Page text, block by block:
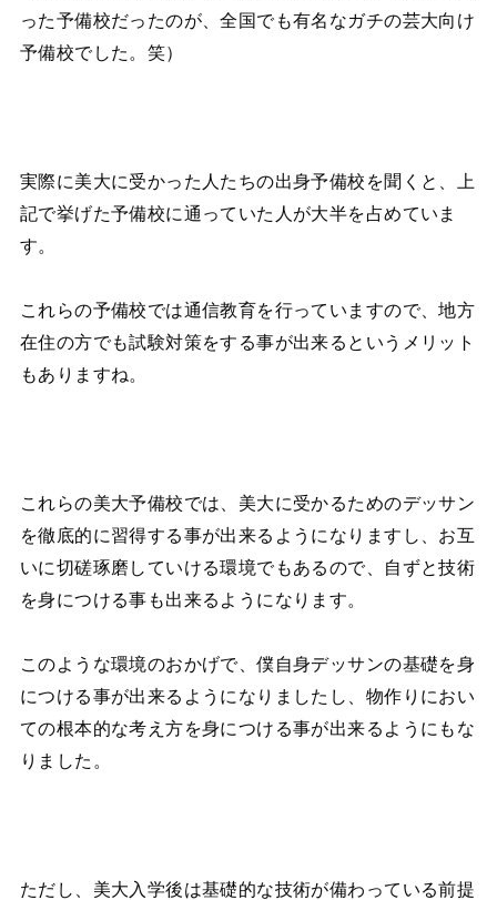
った予備校だったのが、全国でも有名なガチの芸大向け
予備校でした。笑）
実際に美大に受かった人たちの出身予備校を聞くと、上
記で挙げた予備校に通っていた人が大半を占めていま
す。
これらの予備校では通信教育を行っていますので、地方
在住の方でも試験対策をする事が出来るというメリット
もありますね。
これらの美大予備校では、美大に受かるためのデッサン
を徹底的に習得する事が出来るようになりますし、お互
いに切磋琢磨していける環境でもあるので、自ずと技術
を身につける事も出来るようになります。
このような環境のおかげで、僕自身デッサンの基礎を身
につける事が出来るようになりましたし、物作りにおい
ての根本的な考え方を身につける事が出来るようにもな
りました。
ただし、美大入学後は基礎的な技術が備わっている前提